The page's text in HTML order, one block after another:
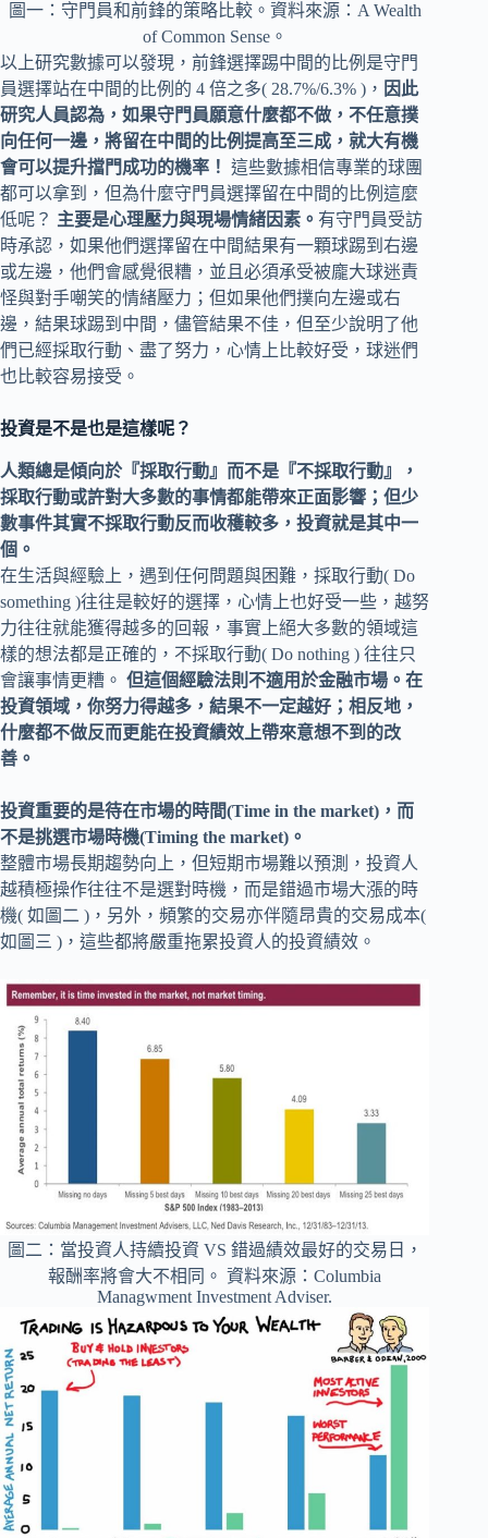
圖一：守門員和前鋒的策略比較。資料來源：A Wealth
of Common Sense。
以上研究數據可以發現，前鋒選擇踢中間的比例是守門
員選擇站在中間的比例的 4 倍之多( 28.7%/6.3% )， 因此
研究人員認為，如果守門員願意什麼都不做，不任意撲
向任何一邊，將留在中間的比例提高至三成，就大有機
會可以提升擋門成功的機率！ 這些數據相信專業的球團
都可以拿到，但為什麼守門員選擇留在中間的比例這麼
低呢？ 主要是心理壓力與現場情緒因素 。 有守門員受訪
時承認，如果他們選擇留在中間結果有一顆球踢到右邊
或左邊，他們會感覺很糟，並且必須承受被龐大球迷責
怪與對手嘲笑的情緒壓力；但如果他們撲向左邊或右
邊，結果球踢到中間，儘管結果不佳，但至少說明了他
們已經採取行動、盡了努力，心情上比較好受，球迷們
也比較容易接受。
投資是不是也是這樣呢？
人類總是傾向於『採取行動』而不是『不採取行動』，
採取行動或許對大多數的事情都能帶來正面影響；但少
數事件其實不採取行動反而收穫較多，投資就是其中一
個。
在生活與經驗上，遇到任何問題與困難，採取行動( Do
something )往往是較好的選擇，心情上也好受一些，越努
力往往就能獲得越多的回報，事實上絕大多數的領域這
樣的想法都是正確的，不採取行動( Do nothing ) 往往只
會讓事情更糟。 但這個經驗法則不適用於金融市場。在
投資領域，你努力得越多，結果不一定越好；相反地，
什麼都不做反而更能在投資績效上帶來意想不到的改
善。
投資重要的是待在市場的時間(Time in the market)，而
不是挑選市場時機(Timing the market)。
整體市場長期趨勢向上，但短期市場難以預測，投資人
越積極操作往往不是選對時機，而是錯過市場大漲的時
機( 如圖二 )，另外，頻繁的交易亦伴隨昂貴的交易成本(
如圖三 )，這些都將嚴重拖累投資人的投資績效。
圖二：當投資人持續投資 VS 錯過績效最好的交易日，
報酬率將會大不相同。 資料來源：Columbia
Managwment Investment Adviser.